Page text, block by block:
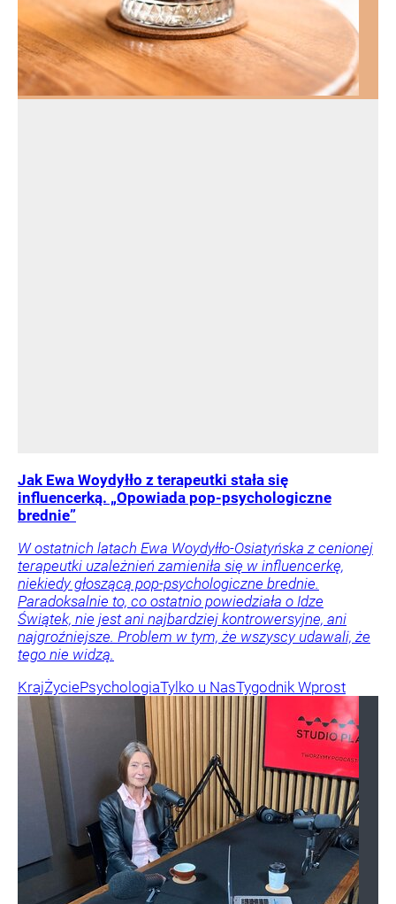
Jak Ewa Woydyłło z terapeutki stała się
influencerką. „Opowiada pop-psychologiczne
brednie”
W ostatnich latach Ewa Woydyłło-Osiatyńska z cenionej
terapeutki uzależnień zamieniła się w influencerkę,
niekiedy głoszącą pop-psychologiczne brednie.
Paradoksalnie to, co ostatnio powiedziała o Idze
Świątek, nie jest ani najbardziej kontrowersyjne, ani
najgroźniejsze. Problem w tym, że wszyscy udawali, że
tego nie widzą.
KrajŻyciePsychologiaTylko u NasTygodnik Wprost